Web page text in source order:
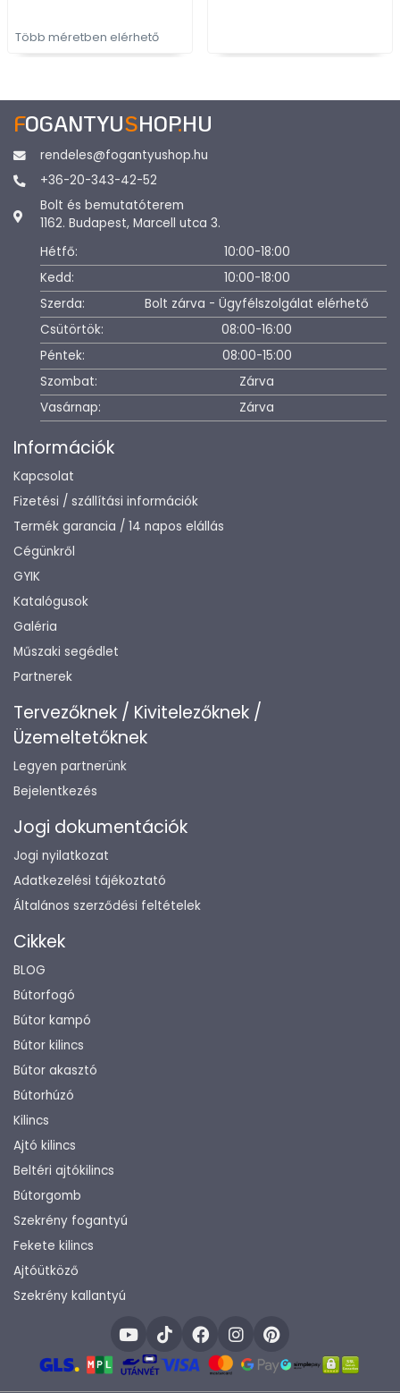
Több méretben elérhető
FOGANTYUSHOP.HU
rendeles@fogantyushop.hu
+36-20-343-42-52
Bolt és bemutatóterem
1162. Budapest, Marcell utca 3.
Hétfő:
10:00-18:00
Kedd:
10:00-18:00
Szerda:
Bolt zárva - Ügyfélszolgálat elérhető
Csütörtök:
08:00-16:00
Péntek:
08:00-15:00
Szombat:
Zárva
Vasárnap:
Zárva
Információk
Kapcsolat
Fizetési / szállítási információk
Termék garancia / 14 napos elállás
Cégünkről
GYIK
Katalógusok
Galéria
Műszaki segédlet
Partnerek
Tervezőknek / Kivitelezőknek /
Üzemeltetőknek
Legyen partnerünk
Bejelentkezés
Jogi dokumentációk
Jogi nyilatkozat
Adatkezelési tájékoztató
Általános szerződési feltételek
Cikkek
BLOG
Bútorfogó
Bútor kampó
Bútor kilincs
Bútor akasztó
Bútorhúzó
Kilincs
Ajtó kilincs
Beltéri ajtókilincs
Bútorgomb
Szekrény fogantyú
Fekete kilincs
Ajtóütköző
Szekrény kallantyú